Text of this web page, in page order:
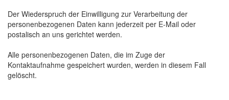
Der Wiederspruch der Einwilligung zur Verarbeitung der
personenbezogenen Daten kann jederzeit per E-Mail oder
postalisch an uns gerichtet werden.
Alle personenbezogenen Daten, die im Zuge der
Kontaktaufnahme gespeichert wurden, werden in diesem Fall
gelöscht.